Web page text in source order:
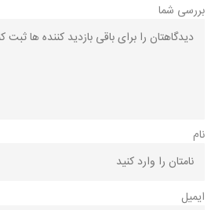
بررسی شما
نام
ایمیل